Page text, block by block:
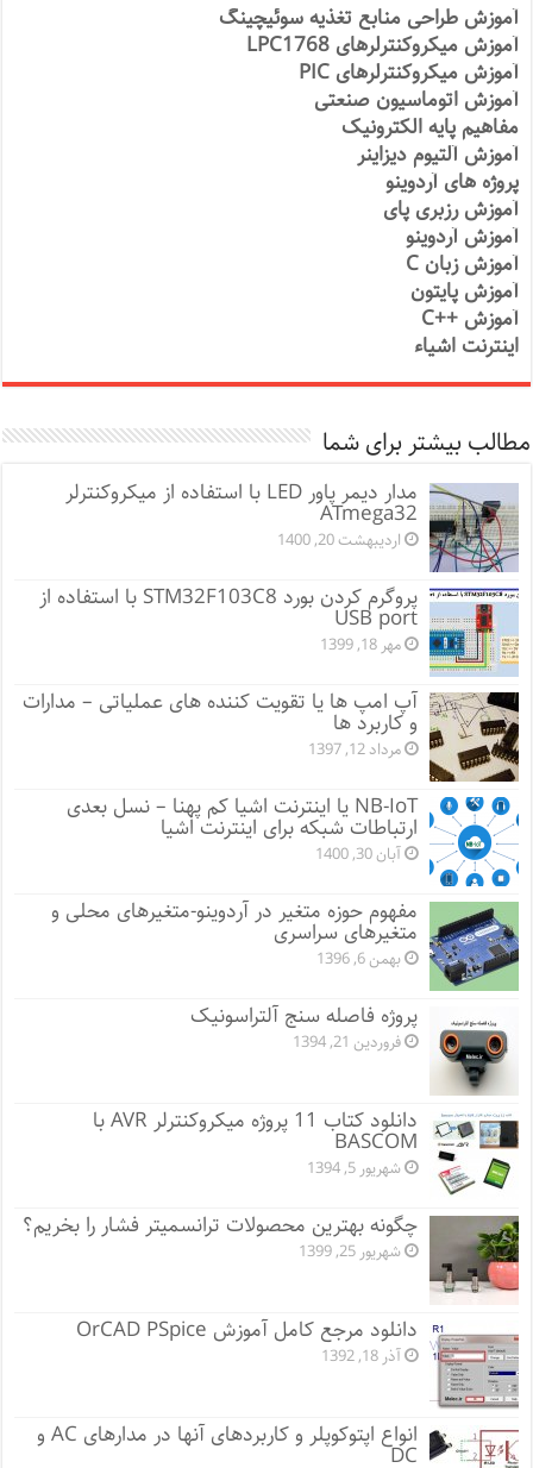
آموزش طراحی منابع تغذیه سوئیچینگ
آموزش میکروکنترلرهای LPC1768
آموزش میکروکنترلرهای PIC
آموزش اتوماسیون صنعتی
مفاهیم پایه الکترونیک
آموزش آلتیوم دیزاینر
پروژه های آردوینو
آموزش رزبری پای
آموزش آردوینو
آموزش زبان C
آموزش پایتون
آموزش ++C
اینترنت اشیاء
مطالب بیشتر برای شما
مدار دیمر پاور LED با استفاده از میکروکنترلر
ATmega32
اردیبهشت 20, 1400
پروگرم کردن بورد STM32F103C8 با استفاده از
USB port
مهر 18, 1399
آپ امپ ها یا تقویت کننده های عملیاتی – مدارات
و کاربرد ها
مرداد 12, 1397
NB-IoT یا اینترنت اشیا کم پهنا – نسل بعدی
ارتباطات شبکه برای اینترنت اشیا
آبان 30, 1400
مفهوم حوزه متغیر در آردوینو-متغیرهای محلی و
متغیرهای سراسری
بهمن 6, 1396
پروژه فاصله سنج آلتراسونیک
فروردین 21, 1394
دانلود کتاب 11 پروژه میکروکنترلر AVR با
BASCOM
شهریور 5, 1394
چگونه بهترین محصولات ترانسمیتر فشار را بخریم؟
شهریور 25, 1399
دانلود مرجع کامل آموزش OrCAD PSpice
آذر 18, 1392
انواع اپتوکوپلر و کاربردهای آنها در مدارهای AC و
DC